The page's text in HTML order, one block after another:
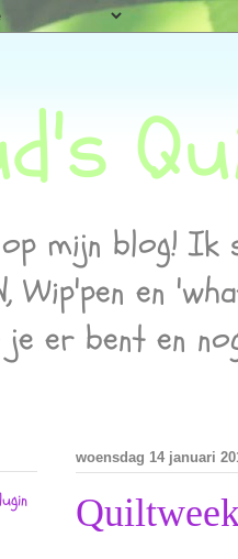
mijn blog! Ik
Wip'pen en
er bent en
woensdag 14 januari